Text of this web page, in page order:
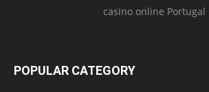
casino online Portugal
POPULAR CATEGORY